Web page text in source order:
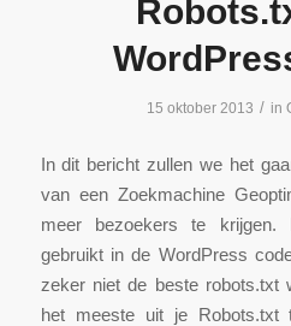
15 oktober 2013 / in
In dit bericht zullen we het
van een Zoekmachine
meer bezoekers te krijgen.
gebruikt in de WordPress
zeker niet de beste robots.txt
het meeste uit je Robots.txt